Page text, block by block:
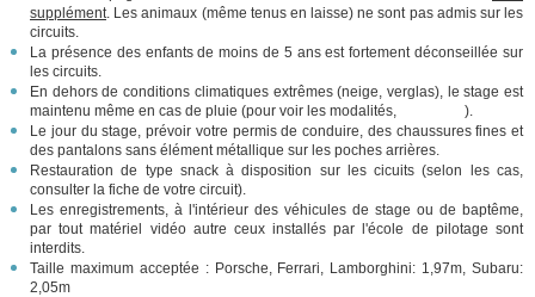
supplément . Les animaux (même tenus en laisse) ne sont pas admis sur les
circuits.
La présence des enfants de moins de 5 ans est fortement déconseillée sur
les circuits.
En dehors de conditions climatiques extrêmes (neige, verglas), le stage est
maintenu même en cas de pluie (pour voir les modalités,
).
Le jour du stage, prévoir votre permis de conduire, des chaussures fines et
des pantalons sans élément métallique sur les poches arrières.
Restauration de type snack à disposition sur les cicuits (selon les cas,
consulter la fiche de votre circuit).
Les enregistrements, à l'intérieur des véhicules de stage ou de baptême,
par tout matériel vidéo autre ceux installés par l'école de pilotage sont
interdits.
Taille maximum acceptée : Porsche, Ferrari, Lamborghini: 1,97m, Subaru:
2,05m